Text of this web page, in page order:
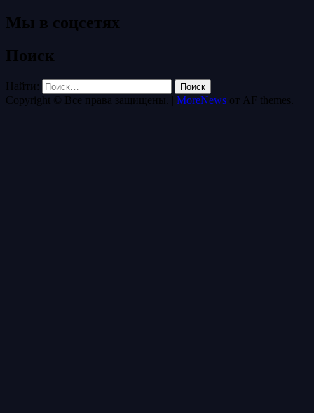
Мы в соцсетях
Поиск
Найти:
Copyright © Все права защищены. | MoreNews от AF themes.